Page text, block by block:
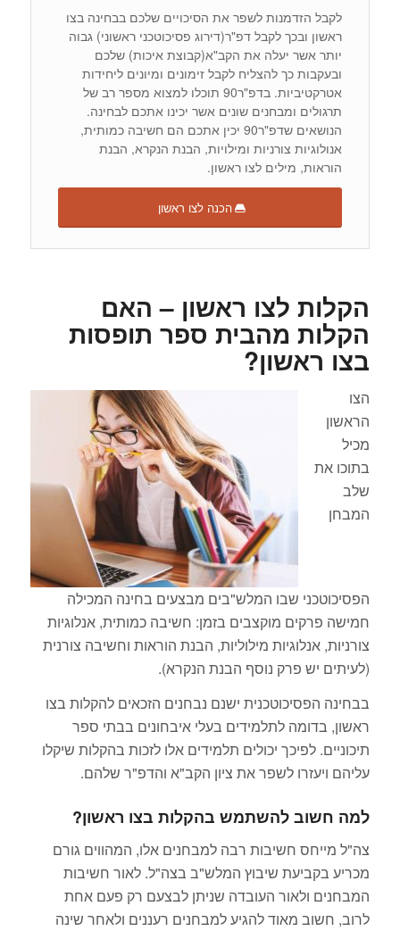
לקבל הזדמנות לשפר את הסיכויים שלכם בבחינה בצו
ראשון ובכך לקבל דפ"ר(דירוג פסיכוטכני ראשוני) גבוה
יותר אשר יעלה את הקב"א(קבוצת איכות) שלכם
ובעקבות כך להצליח לקבל זימונים ומיונים ליחידות
אטרקטיביות. בדפ"ר90 תוכלו למצוא מספר רב של
תרגולים ומבחנים שונים אשר יכינו אתכם לבחינה.
הנושאים שדפ"ר90 יכין אתכם הם חשיבה כמותית,
אנולוגיות צורניות ומילויות, הבנת הנקרא, הבנת
הוראות, מילים לצו ראשון.
הכנה לצו ראשון
הקלות לצו ראשון – האם
הקלות מהבית ספר תופסות
בצו ראשון?
הצו
הראשון
מכיל
בתוכו את
שלב
המבחן
הפסיכוטכני שבו המלש"בים מבצעים בחינה המכילה
חמישה פרקים מוקצבים בזמן: חשיבה כמותית, אנלוגיות
צורניות, אנלוגיות מילוליות, הבנת הוראות וחשיבה צורנית
(לעיתים יש פרק נוסף הבנת הנקרא).
בבחינה הפסיכוטכנית ישנם נבחנים הזכאים להקלות בצו
ראשון, בדומה לתלמידים בעלי איבחונים בבתי ספר
תיכוניים. לפיכך יכולים תלמידים אלו לזכות בהקלות שיקלו
עליהם ויעזרו לשפר את ציון הקב"א והדפ"ר שלהם.
למה חשוב להשתמש בהקלות בצו ראשון?
צה"ל מייחס חשיבות רבה למבחנים אלו, המהווים גורם
מכריע בקביעת שיבוץ המלש"ב בצה"ל. לאור חשיבות
המבחנים ולאור העובדה שניתן לבצעם רק פעם אחת
לרוב, חשוב מאוד להגיע למבחנים רעננים ולאחר שינה